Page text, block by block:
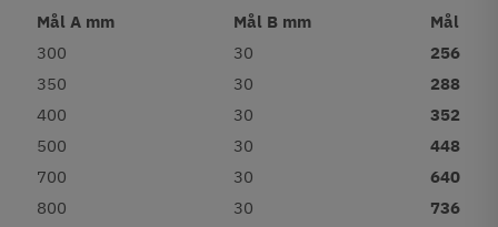
Mål A mm Mål B mm
Mål C
300
30
256
350
30
288
400
30
352
500
30
448
700
30
640
800
30
736